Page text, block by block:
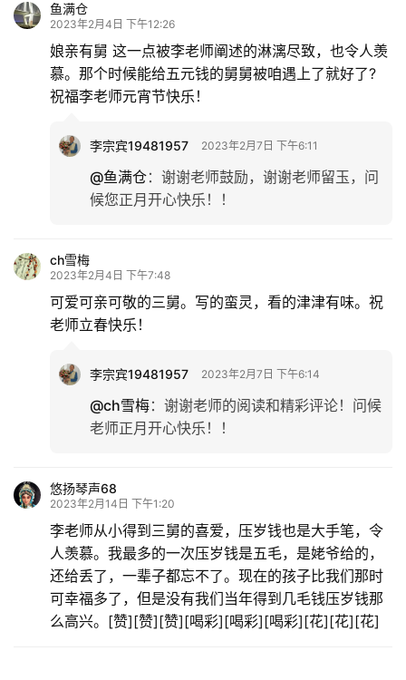
鱼满仓
2023年2月4日 下午12:26
娘亲有舅 这一点被李老师阐述的淋漓尽致，也令人羡
慕。那个时候能给五元钱的舅舅被咱遇上了就好了?
祝福李老师元宵节快乐！
李宗宾19481957 2023年2月7日 下午6:11
@鱼满仓： 谢谢老师鼓励，谢谢老师留玉，问
候您正月开心快乐！！
ch雪梅
2023年2月4日 下午7:48
可爱可亲可敬的三舅。写的蛮灵，看的津津有味。祝
老师立春快乐！
李宗宾19481957 2023年2月7日 下午6:14
@ch雪梅： 谢谢老师的阅读和精彩评论！问候
老师正月开心快乐！！
悠扬琴声68
2023年2月14日 下午1:20
李老师从小得到三舅的喜爱，压岁钱也是大手笔，令
人羡慕。我最多的一次压岁钱是五毛，是姥爷给的，
还给丢了，一辈子都忘不了。现在的孩子比我们那时
可幸福多了，但是没有我们当年得到几毛钱压岁钱那
么高兴。[赞][赞][赞][喝彩][喝彩][喝彩][花][花][花]